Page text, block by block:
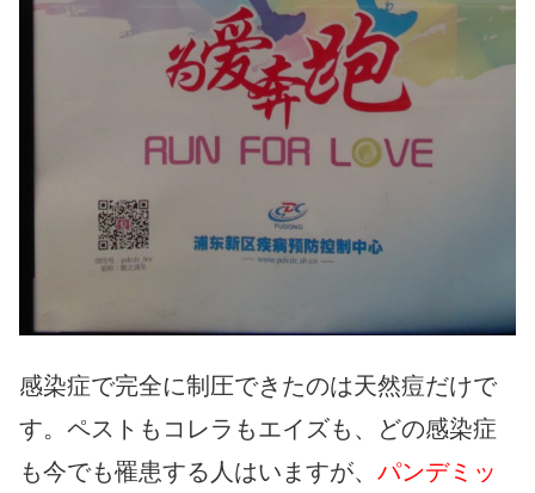
感染症で完全に制圧できたのは天然痘だけで
す。ペストもコレラもエイズも、どの感染症
も今でも罹患する人はいますが、 パンデミッ